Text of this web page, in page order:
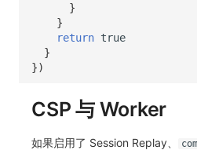
}
}
return true
}
})
CSP 与 Worker
如果启用了 Session Replay、